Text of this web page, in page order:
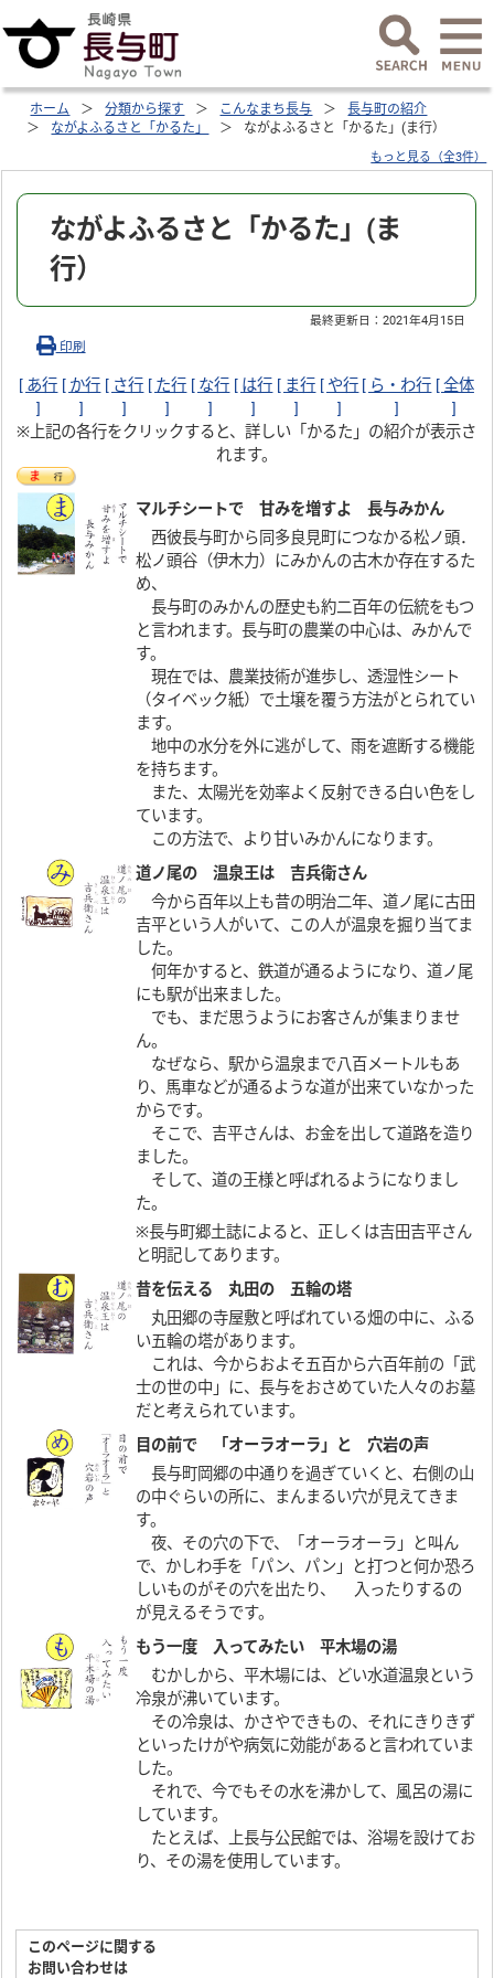
ホーム 分類から探す こんなまち長与
長与町の紹介
ながよふるさと「かるた」
ながよふるさと「かるた」(ま行）
もっと見る（全3件）
ながよふるさと「かるた」(ま
行）
最終更新日：2021年4月15日
印刷
[ あ行
]
[ か行
]
[ さ行
]
[ た行
]
[ な行
]
[ は行
]
[ ま行
]
[ や行
]
[ ら・わ行
]
[ 全体
]
※上記の各行をクリックすると、詳しい「かるた」の紹介が表示さ
れます。
マルチシートで 甘みを増すよ 長与みかん
西彼長与町から同多良見町につなかる松ノ頭．
松ノ頭谷（伊木力）にみかんの古木か存在するた
め、
長与町のみかんの歴史も約二百年の伝統をもつ
と言われます。長与町の農業の中心は、みかんで
す。
現在では、農業技術が進歩し、透湿性シート
（タイベック紙）で土壌を覆う方法がとられてい
ます。
地中の水分を外に逃がして、雨を遮断する機能
を持ちます。
また、太陽光を効率よく反射できる白い色をし
ています。
この方法で、より甘いみかんになります。
道ノ尾の 温泉王は 吉兵衛さん
今から百年以上も昔の明治二年、道ノ尾に古田
吉平という人がいて、この人が温泉を掘り当てま
した。
何年かすると、鉄道が通るようになり、道ノ尾
にも駅が出来ました。
でも、まだ思うようにお客さんが集まりませ
ん。
なぜなら、駅から温泉まで八百メートルもあ
り、馬車などが通るような道が出来ていなかった
からです。
そこで、吉平さんは、お金を出して道路を造り
ました。
そして、道の王様と呼ばれるようになりまし
た。
※長与町郷土誌によると、正しくは吉田吉平さん
と明記してあります。
昔を伝える 丸田の 五輪の塔
丸田郷の寺屋敷と呼ばれている畑の中に、ふる
い五輪の塔があります。
これは、今からおよそ五百から六百年前の「武
士の世の中」に、長与をおさめていた人々のお墓
だと考えられています。
目の前で 「オーラオーラ」と 穴岩の声
長与町岡郷の中通りを過ぎていくと、右側の山
の中ぐらいの所に、まんまるい穴が見えてきま
す。
夜、その穴の下で、「オーラオーラ」と叫ん
で、かしわ手を「パン、パン」と打つと何か恐ろ
しいものがその穴を出たり、 入ったりするの
が見えるそうです。
もう一度 入ってみたい 平木場の湯
むかしから、平木場には、どい水道温泉という
冷泉が沸いています。
その冷泉は、かさやできもの、それにきりきず
といったけがや病気に効能があると言われていま
した。
それで、今でもその水を沸かして、風呂の湯に
しています。
たとえば、上長与公民館では、浴場を設けてお
り、その湯を使用しています。
このページに関する
お問い合わせは